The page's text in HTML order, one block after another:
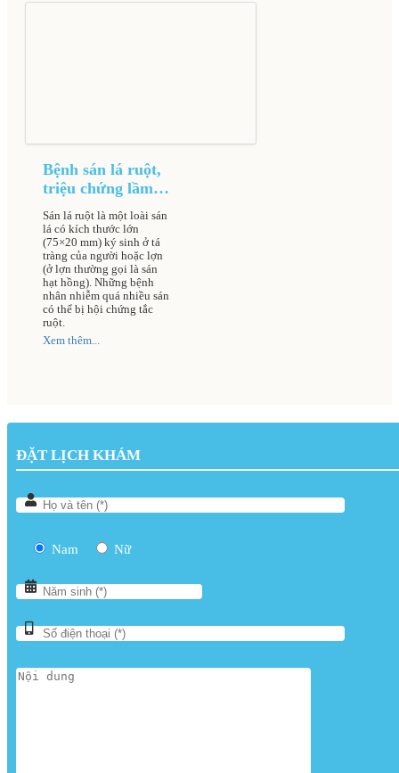
Bệnh sán lá ruột,
triệu chứng lầm
trị
Sán lá ruột là một loài sán
lá có kích thước lớn
(75×20 mm) ký sinh ở tá
tràng của người hoặc lợn
(ở lợn thường gọi là sán
hạt hồng). Những bệnh
nhân nhiễm quá nhiều sán
có thể bị hội chứng tắc
ruột.
Xem thêm...
ĐẶT LỊCH KHÁM
Nam Nữ